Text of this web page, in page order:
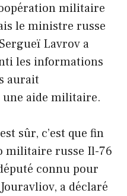
militaire
le ministre russe
Lavrov a
les informations
aurait
aide militaire.
sûr, c’est que fin
militaire russe Il-76
connu pour
a déclaré